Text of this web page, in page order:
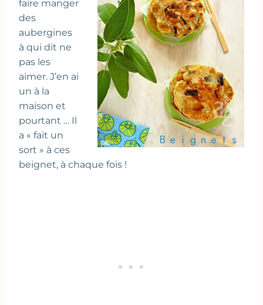
faire manger
des
aubergines
à qui dit ne
pas les
aimer. J’en ai
un à la
maison et
pourtant … Il
a « fait un
sort » à ces
beignet, à chaque fois !